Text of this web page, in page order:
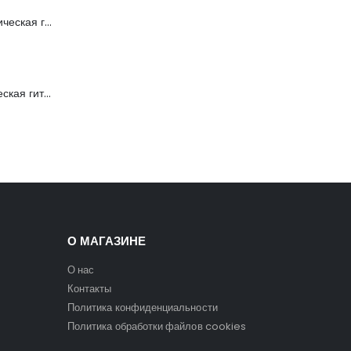
FFG-1040SB Акустическая гитара, санберст, с вырезом, Foix
C901T-BS Акустическая гитара, с вырезом, санберст, Caraya
О МАГАЗИНЕ
О нас
Контакты
Политика конфиденциальности
Политика обработки файлов cookies